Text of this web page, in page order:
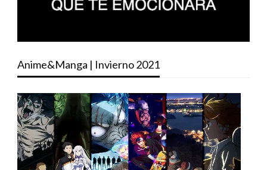
Anime&Manga | Invierno 2021